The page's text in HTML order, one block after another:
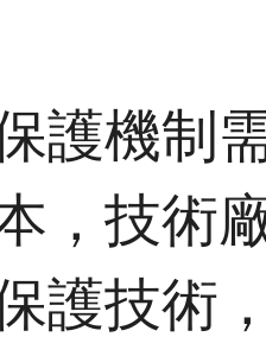
護機制
，技術
護技術